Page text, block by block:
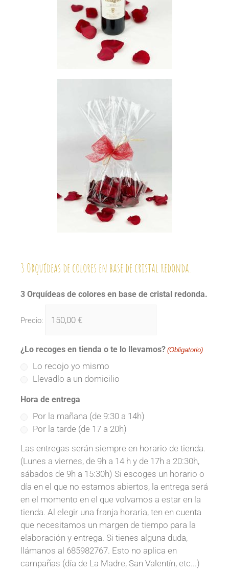
3 Orquídeas de colores en base de cristal redonda.
3 Orquídeas de colores en base de cristal redonda.
Precio:
¿Lo recoges en tienda o te lo llevamos? (Obligatorio)
Lo recojo yo mismo
Llevadlo a un domicilio
Hora de entrega
Por la mañana (de 9:30 a 14h)
Por la tarde (de 17 a 20h)
Las entregas serán siempre en horario de tienda.
(Lunes a viernes, de 9h a 14 h y de 17h a 20:30h,
sábados de 9h a 15:30h) Si escoges un horario o
día en el que no estamos abiertos, la entrega será
en el momento en el que volvamos a estar en la
tienda. Al elegir una franja horaria, ten en cuenta
que necesitamos un margen de tiempo para la
elaboración y entrega. Si tienes alguna duda,
llámanos al 685982767. Esto no aplica en
campañas (día de La Madre, San Valentín, etc...)